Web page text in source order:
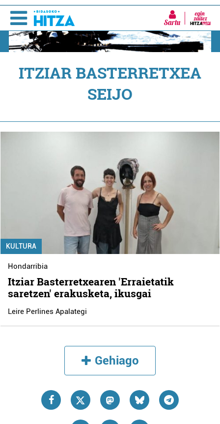
Sartu
ITZIAR BASTERRETXEA
SEIJO
KULTURA
Hondarribia
Itziar Basterretxearen 'Erraietatik
saretzen' erakusketa, ikusgai
Leire Perlines Apalategi
Gehiago